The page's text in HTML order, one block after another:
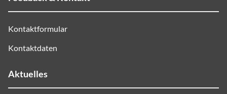
Kontaktformular
Kontaktdaten
Aktuelles